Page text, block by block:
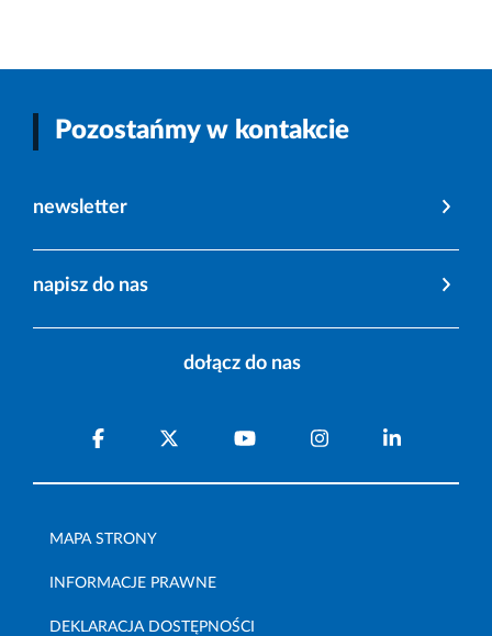
Pozostańmy w kontakcie
newsletter
napisz do nas
dołącz do nas
MAPA STRONY
INFORMACJE PRAWNE
DEKLARACJA DOSTĘPNOŚCI